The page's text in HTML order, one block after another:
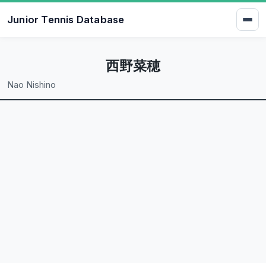
Junior Tennis Database
西野菜穂
Nao Nishino